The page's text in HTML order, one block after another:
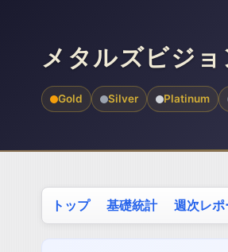
メタルズビジョ
Gold Silver Platinum
トップ 基礎統計 週次レポ